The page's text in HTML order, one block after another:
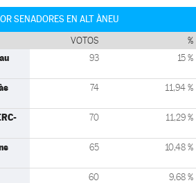
SENADORES EN ALT ÀNEU
VOTOS %
93 15 %
74 11,94 %
70 11,29 %
65 10,48 %
60 9,68 %